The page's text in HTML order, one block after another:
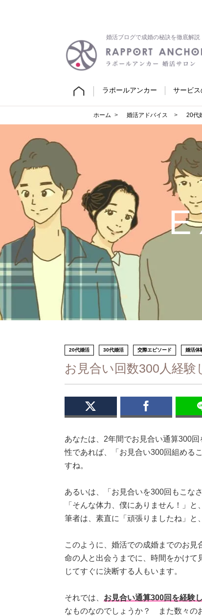
婚活ブログで成婚の秘訣を徹底解説
ラポールアンカー サービ
ホーム 婚活アドバイス 20代
20代婚活 30代婚活 交際エピソード 婚活体
お見合い回数300人経験
あなたは、2年間でお見合い通算300
性であれば、「お見合い300回組める
すね。
あるいは、「お見合いを300回もこな
「そんな体力、僕にありません！」
筆者は、素直に「頑張りましたね」と
このように、婚活での成婚までのお
命の人と出会うまでに、時間をかけ
じてすぐに決断する人もいます。
それでは、 お見合い通算300回を経験
なものなのでしょうか？ また数々の